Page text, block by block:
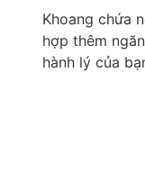
Khoang chứa
hợp thêm
hành lý của